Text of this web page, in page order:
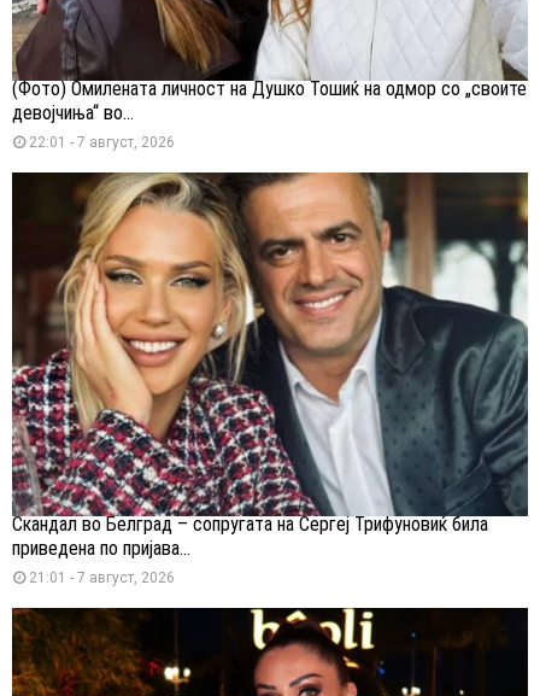
(Фото) Омилената личност на Душко Тошиќ на одмор со „своите
девојчиња“ во...
22:01 - 7 август, 2026
Скандал во Белград – сопругата на Сергеј Трифуновиќ била
приведена по пријава...
21:01 - 7 август, 2026